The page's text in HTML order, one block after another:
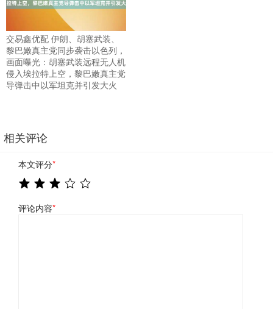
交易鑫优配 伊朗、胡塞武装、
黎巴嫩真主党同步袭击以色列，
画面曝光：胡塞武装远程无人机
侵入埃拉特上空，黎巴嫩真主党
导弹击中以军坦克并引发大火
相关评论
本文评分*
评论内容*